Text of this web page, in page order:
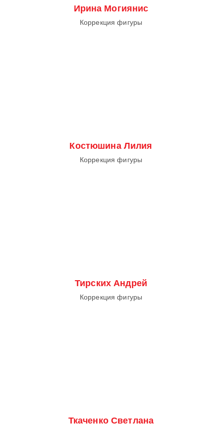
Ирина Могиянис
Коррекция фигуры
Костюшина Лилия
Коррекция фигуры
Тирских Андрей
Коррекция фигуры
Ткаченко Светлана